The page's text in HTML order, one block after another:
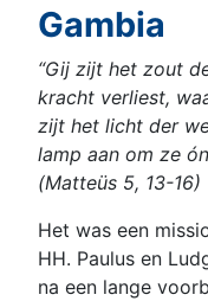
Gambia
“Gij zijt het zout
kracht verliest,
zijt het licht der
lamp aan om ze
(Matteüs 5, 13-16)
Het was een
HH. Paulus en
na een lange